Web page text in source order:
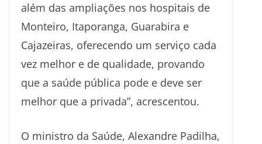
além das ampliações nos hospitais de
Monteiro, Itaporanga, Guarabira e
Cajazeiras, oferecendo um serviço cada
vez melhor e de qualidade, provando
que a saúde pública pode e deve ser
melhor que a privada”, acrescentou.
O ministro da Saúde, Alexandre Padilha,